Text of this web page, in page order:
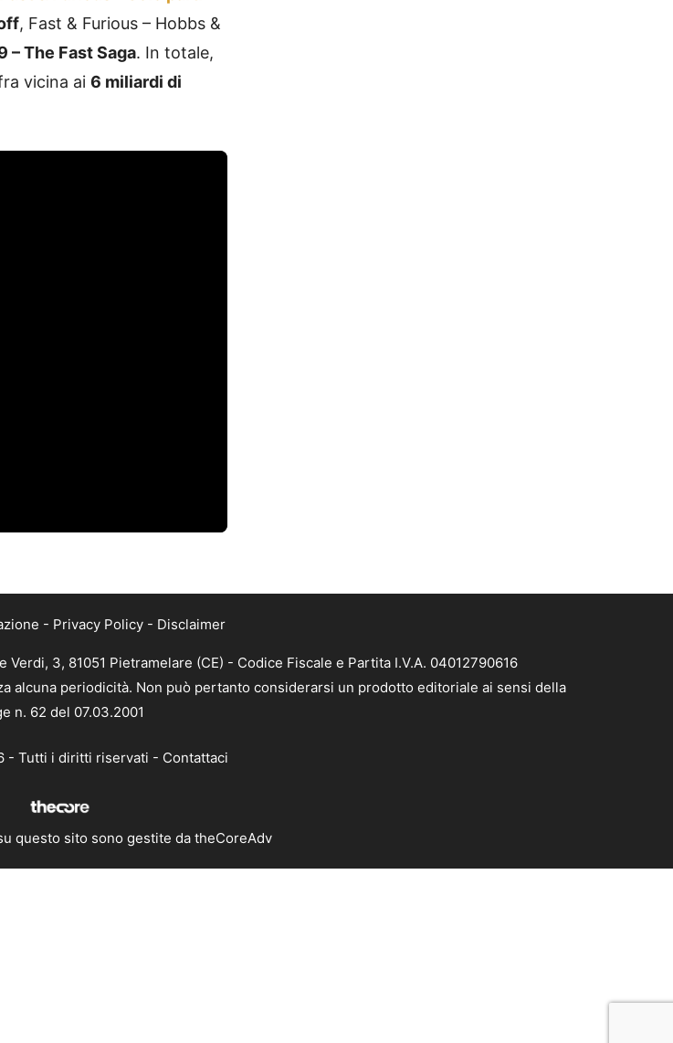
, Fast & Furious – Hobbs &
– The Fast Saga. In totale,
vicina ai 6 miliardi di
- Privacy Policy - Disclaimer
3, 81051 Pietramelare (CE) - Codice Fiscale e Partita I.V.A. 04012790616
alcuna periodicità. Non può pertanto considerarsi un prodotto editoriale ai sensi della
n. 62 del 07.03.2001
- Tutti i diritti riservati - Contattaci
questo sito sono gestite da theCoreAdv